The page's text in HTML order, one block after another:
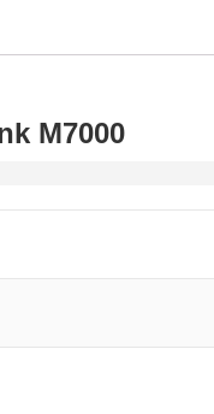
M7000